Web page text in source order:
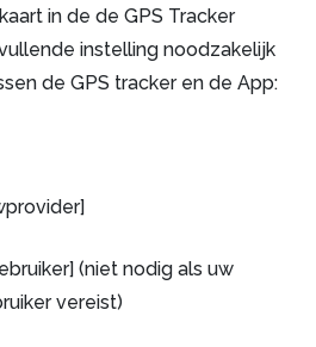
in de de GPS Tracker
instelling noodzakelijk
de GPS tracker en de App:
(niet nodig als uw
vereist)